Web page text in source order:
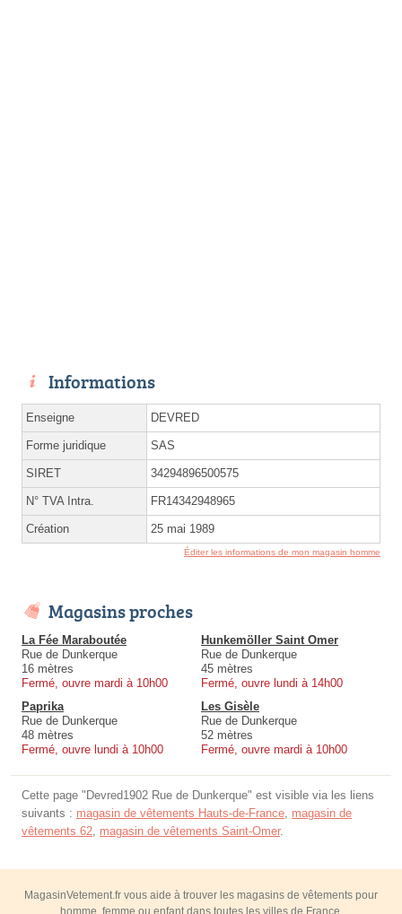
Informations
Enseigne DEVRED
Forme juridique SAS
SIRET 34294896500575
N° TVA Intra. FR14342948965
Création 25 mai 1989
Éditer les informations de mon magasin homme
Magasins proches
La Fée Maraboutée
Rue de Dunkerque
16 mètres
Fermé, ouvre mardi à 10h00
Hunkemöller Saint Omer
Rue de Dunkerque
45 mètres
Fermé, ouvre lundi à 14h00
Paprika
Rue de Dunkerque
48 mètres
Fermé, ouvre lundi à 10h00
Les Gisèle
Rue de Dunkerque
52 mètres
Fermé, ouvre mardi à 10h00
Cette page "Devred1902 Rue de Dunkerque" est visible via les liens
suivants : magasin de vêtements Hauts-de-France, magasin de
vêtements 62, magasin de vêtements Saint-Omer.
MagasinVetement.fr vous aide à trouver les magasins de vêtements pour